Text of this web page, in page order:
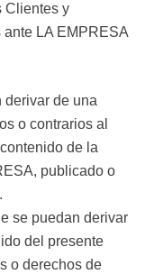
Clientes y
LA EMPRESA
derivar de una
o contrarios al
de la
publicado o
se puedan derivar
del presente
o derechos de